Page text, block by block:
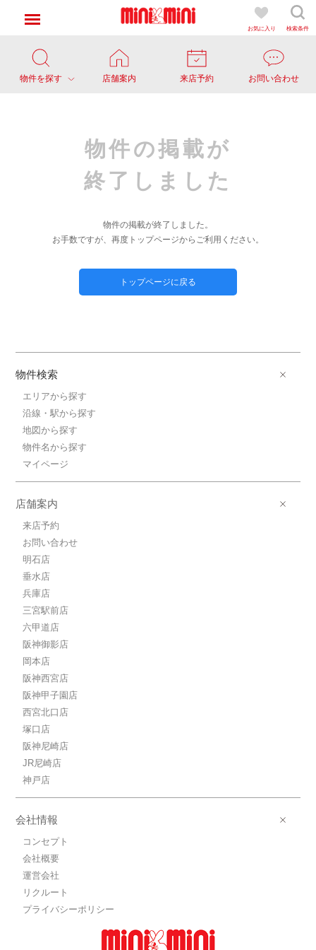
お気に入り 検索条件
物件を探す 店舗案内 来店予約 お問い合わせ
物件の掲載が
終了しました
物件の掲載が終了しました。
お手数ですが、再度トップページからご利用ください。
トップページに戻る
物件検索
エリアから探す
沿線・駅から探す
地図から探す
物件名から探す
マイページ
店舗案内
来店予約
お問い合わせ
明石店
垂水店
兵庫店
三宮駅前店
六甲道店
阪神御影店
岡本店
阪神西宮店
阪神甲子園店
西宮北口店
塚口店
阪神尼崎店
JR尼崎店
神戸店
会社情報
コンセプト
会社概要
運営会社
リクルート
プライバシーポリシー